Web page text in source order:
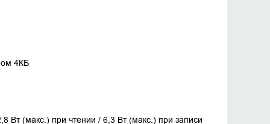
4КБ
(макс.) при чтении / 6,3 Вт (макс.) при записи